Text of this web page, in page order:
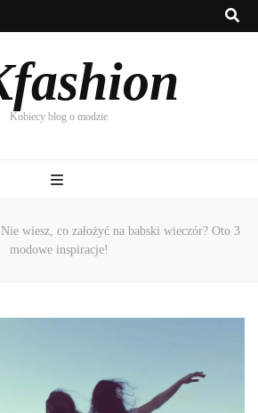
Kobiecy blog o modzie
Nie wiesz, co założyć na babski wieczór? Oto 3
modowe inspiracje!